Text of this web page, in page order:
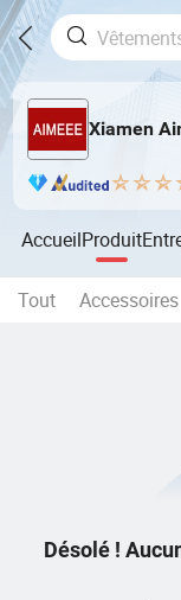
Xiamen
AccueilProduit
Tout Accessoires
Désolé !